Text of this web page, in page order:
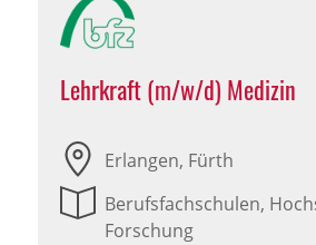
Lehrkraft (m/w/d) Medizin
Erlangen, Fürth
Berufsfachschulen,
Forschung